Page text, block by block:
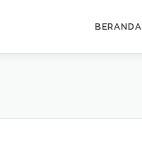
BERANDA